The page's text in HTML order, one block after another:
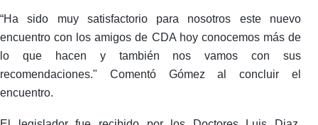
“Ha sido muy satisfactorio para nosotros este nuevo
encuentro con los amigos de CDA hoy conocemos más de
lo que hacen y también nos vamos con sus
recomendaciones." Comentó Gómez al concluir el
encuentro.